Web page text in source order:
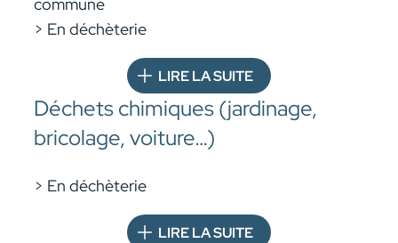
commune
> En déchèterie
LIRE LA SUITE
Déchets chimiques (jardinage,
bricolage, voiture…)
> En déchèterie
LIRE LA SUITE